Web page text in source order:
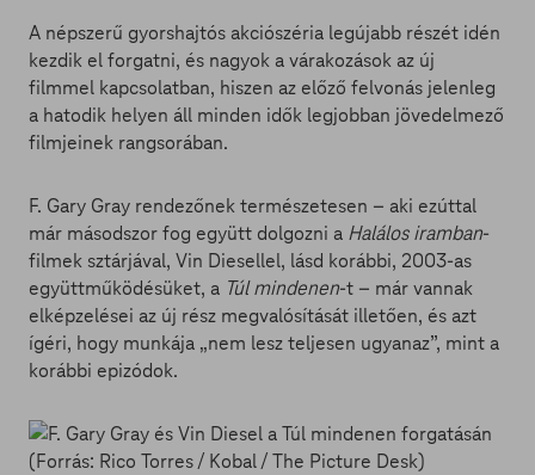
A népszerű gyorshajtós akciószéria legújabb részét idén
kezdik el forgatni, és nagyok a várakozások az új
filmmel kapcsolatban, hiszen az előző felvonás jelenleg
a hatodik helyen áll minden idők legjobban jövedelmező
filmjeinek rangsorában.
F. Gary Gray rendezőnek természetesen – aki ezúttal
már másodszor fog együtt dolgozni a Halálos iramban-
filmek sztárjával, Vin Diesellel, lásd korábbi, 2003-as
együttműködésüket, a Túl mindenen-t – már vannak
elképzelései az új rész megvalósítását illetően, és azt
ígéri, hogy munkája „nem lesz teljesen ugyanaz”, mint a
korábbi epizódok.